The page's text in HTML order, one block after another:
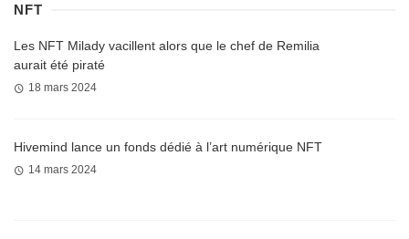
NFT
Les NFT Milady vacillent alors que le chef de Remilia
aurait été piraté
18 mars 2024
Hivemind lance un fonds dédié à l’art numérique NFT
14 mars 2024